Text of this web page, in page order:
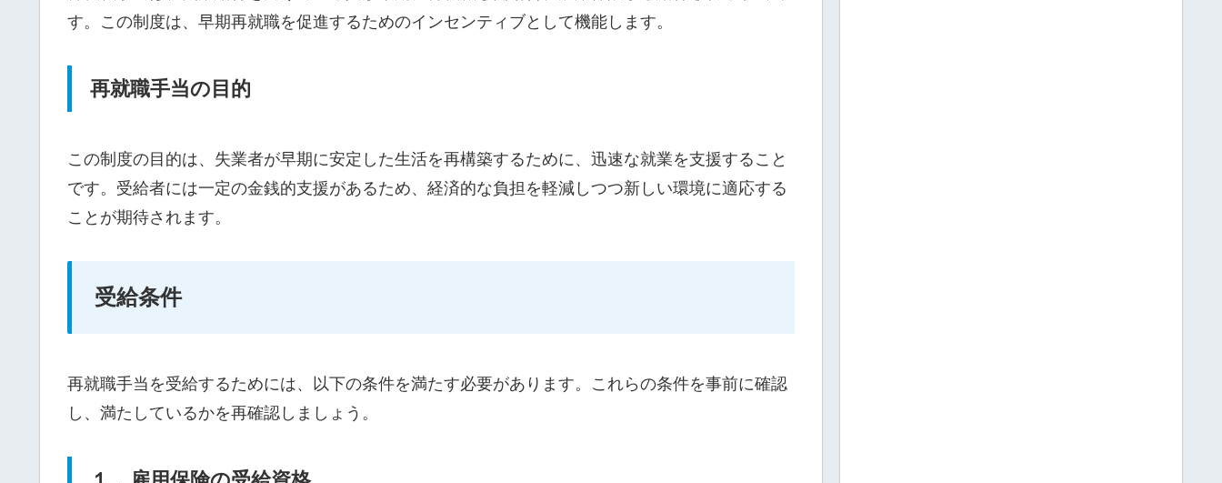
す。この制度は、早期再就職を促進するためのインセンティブとして機能します。
再就職手当の目的
この制度の目的は、失業者が早期に安定した生活を再構築するために、迅速な就業を支援すること
です。受給者には一定の金銭的支援があるため、経済的な負担を軽減しつつ新しい環境に適応する
ことが期待されます。
受給条件
再就職手当を受給するためには、以下の条件を満たす必要があります。これらの条件を事前に確認
し、満たしているかを再確認しましょう。